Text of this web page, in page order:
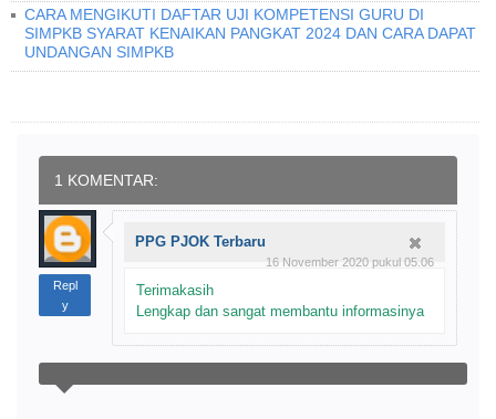
CARA MENGIKUTI DAFTAR UJI KOMPETENSI GURU DI
SIMPKB SYARAT KENAIKAN PANGKAT 2024 DAN CARA DAPAT
UNDANGAN SIMPKB
1 KOMENTAR:
Repl
y
PPG PJOK Terbaru
16 November 2020 pukul 05.06
Terimakasih
Lengkap dan sangat membantu informasinya